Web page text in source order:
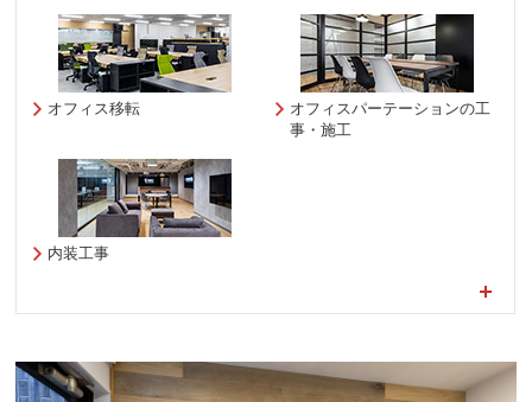
オフィス移転
オフィスパーテーションの工
事・施工
内装工事